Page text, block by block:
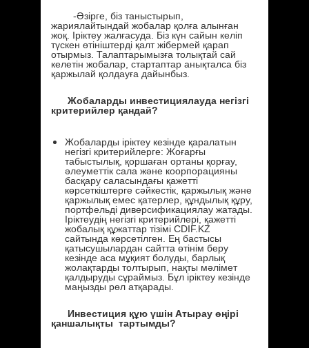
-Әзірге, біз таныстырып,
жариялайтындай жобалар қолға алынған
жоқ. Іріктеу жалғасуда. Біз күн сайын келіп
түскен өтініштерді қалт жібермей қарап
отырмыз. Талаптарымызға толықтай сай
келетін жобалар, стартаптар анықталса біз
қаржылай қолдауға дайынбыз.
Жобаларды инвестициялауда негізгі
критерийлер қандай?
Жобаларды іріктеу кезінде қаралатын
негізгі критерийлерге: Жоғарғы
табыстылық, қоршаған ортаны қорғау,
әлеуметтік сала және коорпорацияны
басқару саласындағы қажетті
көрсеткіштерге сәйкестік, қаржылық және
қаржылық емес қатерлер, құндылық құру,
портфельді диверсификациялау жатады.
Іріктеудің негізгі критерийлері, қажетті
жобалық құжаттар тізімі CDIF.KZ
сайтында көрсетілген. Ең бастысы
қатысушылардан сайтта өтінім беру
кезінде аса мұқият болуды, барлық
жолақтарды толтырып, нақты мәлімет
қалдыруды сұраймыз. Бұл іріктеу кезінде
маңызды рөл атқарады.
Инвестиция құю үшін Атырау өңірі
қаншалықты тартымды?